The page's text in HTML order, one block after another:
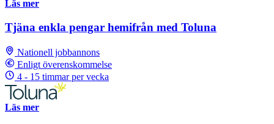
Läs mer
Tjäna enkla pengar hemifrån med Toluna
Nationell jobbannons
Enligt överenskommelse
4 - 15 timmar per vecka
Läs mer